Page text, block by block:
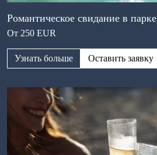
Романтическое свидание в парке
От 250 EUR
Узнать больше Оставить заявку